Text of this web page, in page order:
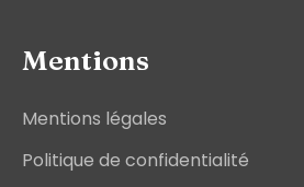
Mentions
Mentions légales
Politique de confidentialité